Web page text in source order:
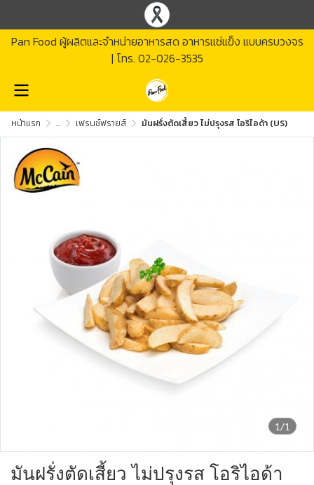
Pan Food ผู้ผลิตและจำหน่ายอาหารสด อาหารแช่แข็ง แบบครบวงจร
| โทร. 02-026-3535
หน้าแรก ... เฟรนช์ฟรายส์ มันฝรั่งตัดเสี้ยว ไม่ปรุงรส โอริไอด้า (US)
1/1
มันฝรั่งตัดเสี้ยว ไม่ปรุงรส โอริไอด้า